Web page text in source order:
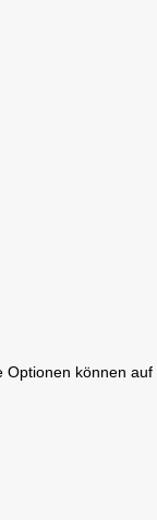
Optionen können auf